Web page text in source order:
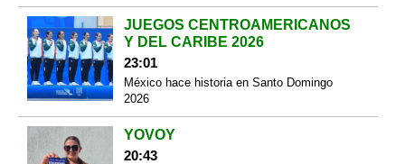
JUEGOS CENTROAMERICANOS
Y DEL CARIBE 2026
23:01
México hace historia en Santo Domingo
2026
YOVOY
20:43